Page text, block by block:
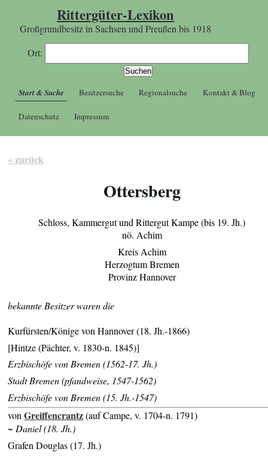
Rittergüter-Lexikon
Großgrundbesitz in Sachsen und Preußen bis 1918
Ort:
Start & Suche Besitzersuche Regionalsuche Kontakt & Blog
Datenschutz Impressum
« zurück
Ottersberg
Schloss, Kammergut und Rittergut Kampe (bis 19. Jh.)
nö. Achim
Kreis Achim
Herzogtum Bremen
Provinz Hannover
bekannte Besitzer waren die
Kurfürsten/Könige von Hannover (18. Jh.-1866)
[Hintze (Pächter, v. 1830-n. 1845)]
Erzbischöfe von Bremen (1562-17. Jh.)
Stadt Bremen (pfandweise, 1547-1562)
Erzbischöfe von Bremen (15. Jh.-1547)
vonGreiffencrantz(auf Campe, v. 1704-n. 1791)
~ Daniel (18. Jh.)
Grafen Douglas (17. Jh.)